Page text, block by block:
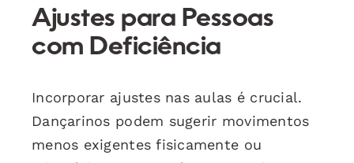
Ajustes para Pessoas
com Deficiência
Incorporar ajustes nas aulas é crucial.
Dançarinos podem sugerir movimentos
menos exigentes fisicamente ou